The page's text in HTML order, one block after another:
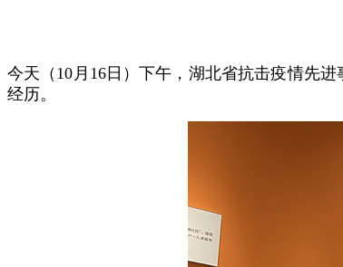
今天（10月16日）下午，湖北省抗击疫情先
经历。